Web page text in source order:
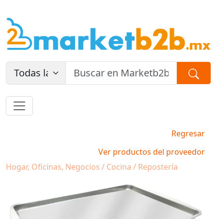
Regresar
Ver productos del proveedor
Hogar, Oficinas, Negocios / Cocina / Repostería